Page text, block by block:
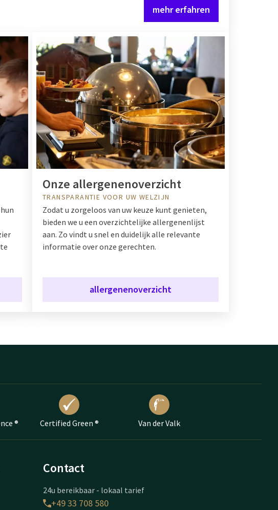
mehr erfahren
Onze allergenenoverzicht
TRANSPARANTIE VOOR UW WELZIJN
Zodat u zorgeloos van uw keuze kunt genieten,
bieden we u een overzichtelijke allergenenlijst
aan. Zo vindt u snel en duidelijk alle relevante
informatie over onze gerechten.
allergenenoverzicht
® Certified Green ® Van der Valk
Contact
24u bereikbaar - lokaal tarief
+49 33 708 580